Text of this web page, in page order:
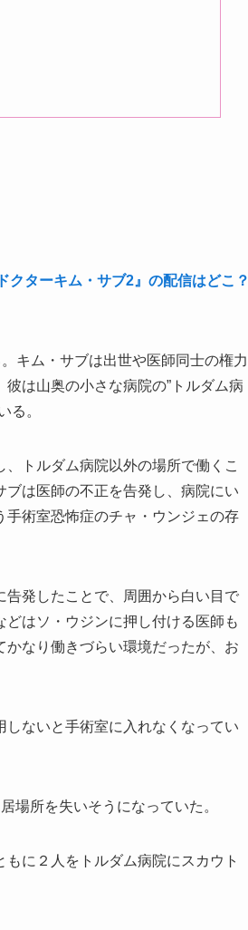
クターキム・サブ2』の配信はどこ？
キム・サブは出世や医師同士の権力
は山奥の小さな病院の”トルダム病
る。
トルダム病院以外の場所で働くこ
は医師の不正を告発し、病院にい
術室恐怖症のチャ・ウンジェの存
発したことで、周囲から白い目で
はソ・ウジンに押し付ける医師も
なり働きづらい環境だったが、お
ないと手術室に入れなくなってい
場所を失いそうになっていた。
に２人をトルダム病院にスカウト